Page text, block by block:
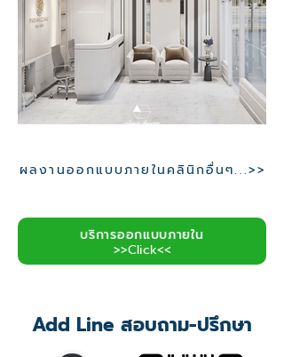
ผลงานออกแบบภายในคลินิกอื่นๆ...>>
บริการออกแบบภายใน
>>Click<<
Add Line สอบถาม-ปรึกษา